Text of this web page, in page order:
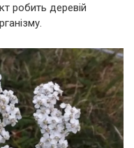
робить деревій